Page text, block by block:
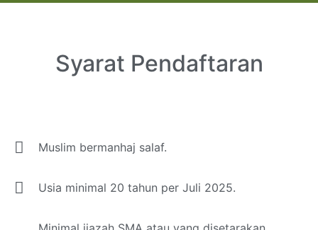
Syarat Pendaftaran
Muslim bermanhaj salaf.
Usia minimal 20 tahun per Juli 2025.